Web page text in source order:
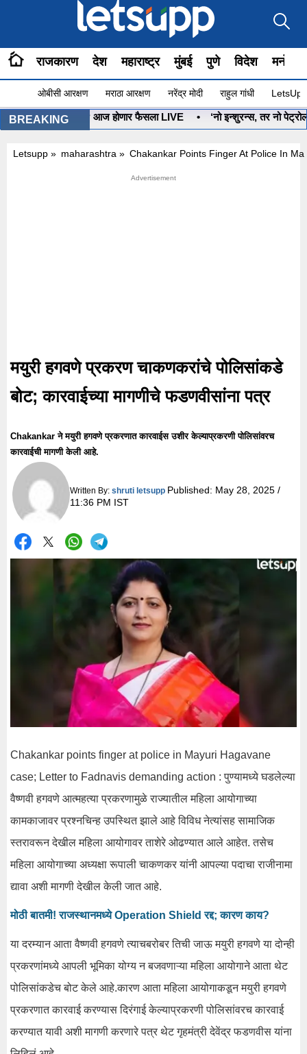
राजकारण देश महाराष्ट्र मुंबई पुणे विदेश
ओबीसी आरक्षण मराठा आरक्षण नरेंद्र मोदी राहुल गांधी
BREAKING
कोणाचा? आज होणार फैसला LIVE • ‘नो इन्शुरन्स, तर नो पेट्रोल’
Letsupp » maharashtra » Chakankar Points Finger At Police In
मयुरी हगवणे प्रकरण चाकणकरांचे पोलिसांकडे
बोट; कारवाईच्या मागणीचे फडणवीसांना पत्र
Chakankar ने मयुरी हगवणे प्रकरणात कारवाईस उशीर केल्याप्रकरणी पोलिसांवरच
कारवाईची मागणी केली आहे.
Written By: shruti letsupp Published: May 28, 2025 /
11:36 PM IST
Chakankar points finger at police in Mayuri Hagavane
case; Letter to Fadnavis demanding action : पुण्यामध्ये घडलेल्या
वैष्णवी हगवणे आत्महत्या प्रकरणामुळे राज्यातील महिला आयोगाच्या
कामकाजावर प्रश्नचिन्ह उपस्थित झाले आहे विविध नेत्यांसह सामाजिक
स्तरावरून देखील महिला आयोगावर ताशेरे ओढण्यात आले आहेत. तसेच
महिला आयोगाच्या अध्यक्षा रूपाली चाकणकर यांनी आपल्या पदाचा राजीनामा
द्यावा अशी मागणी देखील केली जात आहे.
मोठी बातमी! राजस्थानमध्ये Operation Shield रद्द; कारण काय?
या दरम्यान आता वैष्णवी हगवणे त्याचबरोबर तिची जाऊ मयुरी हगवणे या दोन्ही
प्रकरणांमध्ये आपली भूमिका योग्य न बजवणाऱ्या महिला आयोगाने आता थेट
पोलिसांकडेच बोट केले आहे.कारण आता महिला आयोगाकडून मयुरी हगवणे
प्रकरणात कारवाई करण्यास दिरंगाई केल्याप्रकरणी पोलिसांवरच कारवाई
करण्यात यावी अशी मागणी करणारे पत्र थेट गृहमंत्री देवेंद्र फडणवीस यांना